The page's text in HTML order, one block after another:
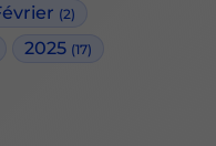
(2)
2025 (17)